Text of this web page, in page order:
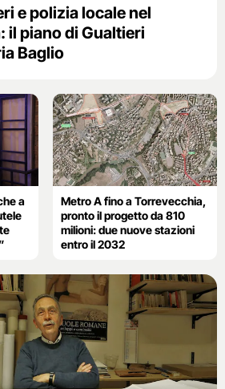
e polizia locale nel
il piano di Gualtieri
Baglio
a
Metro A fino a Torrevecchia,
pronto il progetto da 810
milioni: due nuove stazioni
entro il 2032